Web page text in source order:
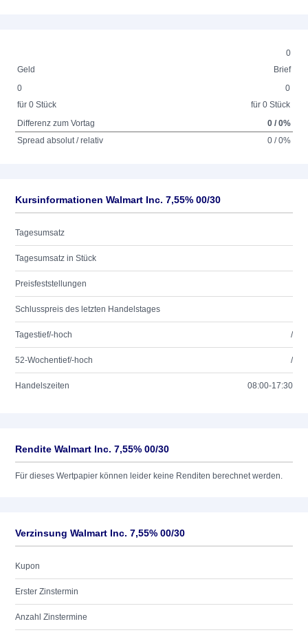
0
Geld
Brief
0
für 0 Stück
0
für 0 Stück
Differenz zum Vortag
0 / 0%
Spread absolut / relativ
0 / 0%
Kursinformationen Walmart Inc. 7,55% 00/30
Tagesumsatz
Tagesumsatz in Stück
Preisfeststellungen
Schlusspreis des letzten Handelstages
Tagestief/-hoch /
52-Wochentief/-hoch /
Handelszeiten 08:00-17:30
Rendite Walmart Inc. 7,55% 00/30
Für dieses Wertpapier können leider keine Renditen berechnet werden.
Verzinsung Walmart Inc. 7,55% 00/30
Kupon
Erster Zinstermin
Anzahl Zinstermine